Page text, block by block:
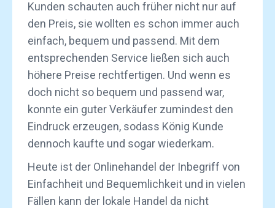
Kunden schauten auch früher nicht nur auf
den Preis, sie wollten es schon immer auch
einfach, bequem und passend. Mit dem
entsprechenden Service ließen sich auch
höhere Preise rechtfertigen. Und wenn es
doch nicht so bequem und passend war,
konnte ein guter Verkäufer zumindest den
Eindruck erzeugen, sodass König Kunde
dennoch kaufte und sogar wiederkam.
Heute ist der Onlinehandel der Inbegriff von
Einfachheit und Bequemlichkeit und in vielen
Fällen kann der lokale Handel da nicht